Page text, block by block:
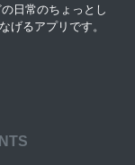
日常のちょっとし
げるアプリです。